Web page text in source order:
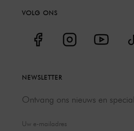
VOLG ONS
NEWSLETTER
Ontvang ons nieuws en